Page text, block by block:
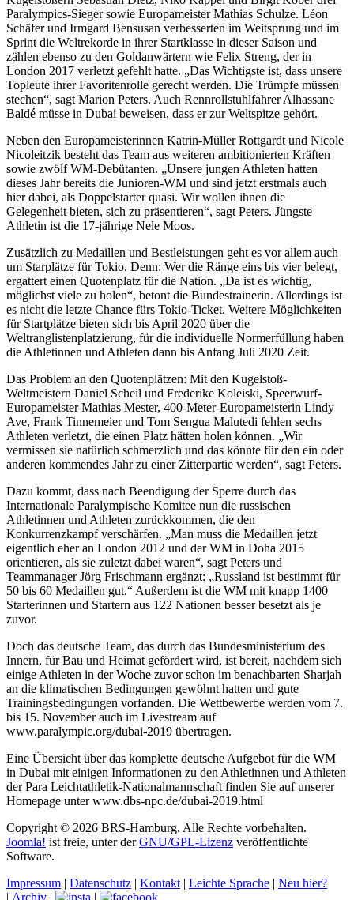
Paralympics-Sieger sowie Europameister Mathias Schulze. Léon
Schäfer und Irmgard Bensusan verbesserten im Weitsprung und im
Sprint die Weltrekorde in ihrer Startklasse in dieser Saison und
zählen ebenso zu den Goldanwärtern wie Felix Streng, der in
London 2017 verletzt gefehlt hatte. „Das Wichtigste ist, dass unsere
Topleute ihrer Favoritenrolle gerecht werden. Die Trümpfe müssen
stechen“, sagt Marion Peters. Auch Rennrollstuhlfahrer Alhassane
Baldé müsse in Dubai beweisen, dass er zur Weltspitze gehört.
Neben den Europameisterinnen Katrin-Müller Rottgardt und Nicole
Nicoleitzik besteht das Team aus weiteren ambitionierten Kräften
sowie zwölf WM-Debütanten. „Unsere jungen Athleten hatten
dieses Jahr bereits die Junioren-WM und sind jetzt erstmals auch
hier dabei, als Doppelstarter quasi. Wir wollen ihnen die
Gelegenheit bieten, sich zu präsentieren“, sagt Peters. Jüngste
Athletin ist die 17-jährige Nele Moos.
Zusätzlich zu Medaillen und Bestleistungen geht es vor allem auch
um Starplätze für Tokio. Denn: Wer die Ränge eins bis vier belegt,
ergattert einen Quotenplatz für die Nation. „Da ist es wichtig,
möglichst viele zu holen“, betont die Bundestrainerin. Allerdings ist
es nicht die letzte Chance fürs Tokio-Ticket. Weitere Möglichkeiten
für Startplätze bieten sich bis April 2020 über die
Weltranglistenplatzierung, für die individuelle Normerfüllung haben
die Athletinnen und Athleten dann bis Anfang Juli 2020 Zeit.
Das Problem an den Quotenplätzen: Mit den Kugelstoß-
Weltmeistern Daniel Scheil und Frederike Koleiski, Speerwurf-
Europameister Mathias Mester, 400-Meter-Europameisterin Lindy
Ave, Frank Tinnemeier und Tom Sengua Malutedi fehlen sechs
Athleten verletzt, die einen Platz hätten holen können. „Wir
vermissen sie natürlich schmerzlich und das könnte für den ein oder
anderen kommendes Jahr zu einer Zitterpartie werden“, sagt Peters.
Dazu kommt, dass nach Beendigung der Sperre durch das
Internationale Paralympische Komitee nun die russischen
Athletinnen und Athleten zurückkommen, die den
Konkurrenzkampf verschärfen. „Man muss die Medaillen jetzt
eigentlich eher an London 2012 und der WM in Doha 2015
orientieren, als sie zuletzt dabei waren“, sagt Peters und
Teammanager Jörg Frischmann ergänzt: „Russland ist bestimmt für
50 bis 60 Medaillen gut.“ Außerdem ist die WM mit knapp 1400
Starterinnen und Startern aus 122 Nationen besser besetzt als je
zuvor.
Doch das deutsche Team, das durch das Bundesministerium des
Innern, für Bau und Heimat gefördert wird, ist bereit, nachdem sich
einige Athleten in der Woche zuvor schon im benachbarten Sharjah
an die klimatischen Bedingungen gewöhnt hatten und gute
Trainingsbedingungen vorfanden. Die Wettbewerbe werden vom 7.
bis 15. November auch im Livestream auf
www.paralympic.org/dubai-2019 übertragen.
Eine Übersicht über das komplette deutsche Aufgebot für die WM
in Dubai mit einigen Informationen zu den Athletinnen und Athleten
der Para Leichtathletik-Nationalmannschaft finden Sie auf unserer
Homepage unter www.dbs-npc.de/dubai-2019.html
Copyright © 2026 BRS-Hamburg. Alle Rechte vorbehalten.
Joomla! ist freie, unter derGNU/GPL-Lizenz veröffentlichte
Software.
Impressum | Datenschutz | Kontakt | Leichte Sprache | Neu hier?
| Archiv | |